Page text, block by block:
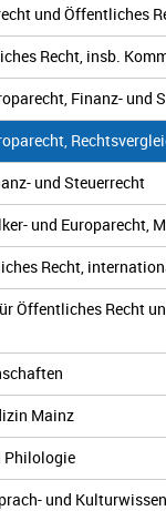
und Öffentliches
Recht, insb.
Finanz- und
und Steuerrecht
und Europarecht,
Recht,
Öffentliches Recht
Mainz
Philologie
und